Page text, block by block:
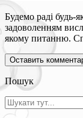
Будемо раді
задоволенням
якому питанню.
Пошук